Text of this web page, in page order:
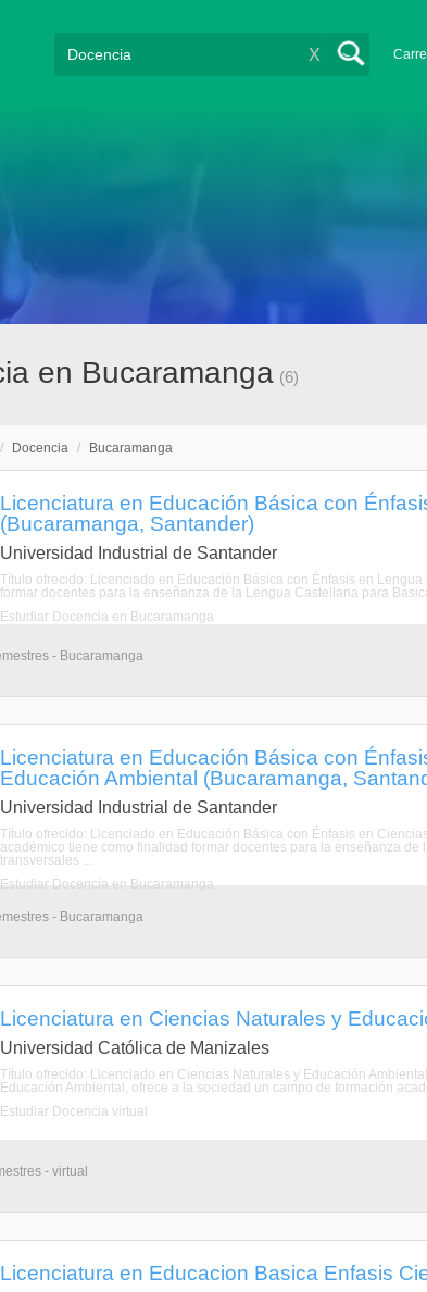
X
en Bucaramanga (6)
/ Docencia / Bucaramanga
Licenciatura en Educación Básica con
(Bucaramanga, Santander)
Universidad Industrial de Santander
Título ofrecido: Licenciado en Educación Básica con Énfasis en
formar docentes para la enseñanza de la Lengua Castellana para
Estudiar Docencia en Bucaramanga
- Bucaramanga
Licenciatura en Educación Básica con
Educación Ambiental (Bucaramanga,
Universidad Industrial de Santander
Título ofrecido: Licenciado en Educación Básica con Énfasis en
académico tiene como finalidad formar docentes para la enseñanza
transversales ...
Estudiar Docencia en Bucaramanga
- Bucaramanga
Licenciatura en Ciencias Naturales y
Universidad Católica de Manizales
Título ofrecido: Licenciado en Ciencias Naturales y Educación
Educación Ambiental, ofrece a la sociedad un campo de formación
Estudiar Docencia virtual
- virtual
Licenciatura en Educacion Basica Enfasis